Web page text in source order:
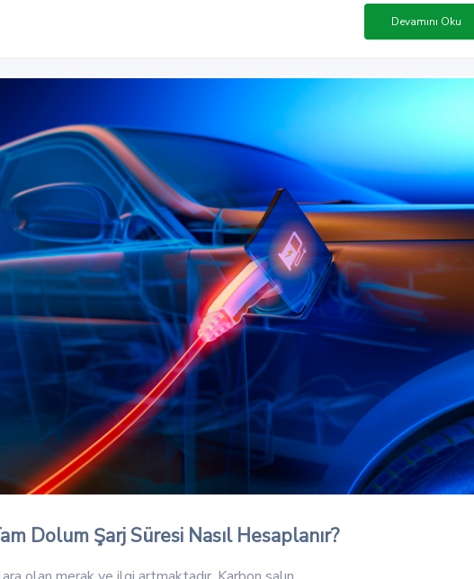
Devamını Oku
Dolum Şarj Süresi Nasıl Hesaplanır?